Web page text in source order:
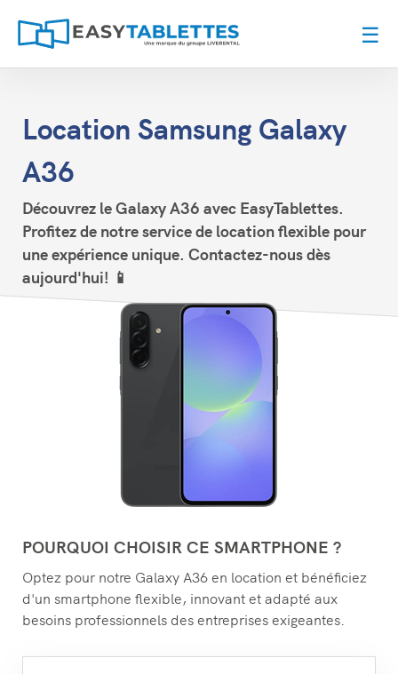
☰
Location Samsung Galaxy
A36
Découvrez le Galaxy A36 avec EasyTablettes.
Profitez de notre service de location flexible pour
une expérience unique. Contactez-nous dès
aujourd'hui! 📱
POURQUOI CHOISIR CE SMARTPHONE ?
Optez pour notre Galaxy A36 en location et bénéficiez
d'un smartphone flexible, innovant et adapté aux
besoins professionnels des entreprises exigeantes.